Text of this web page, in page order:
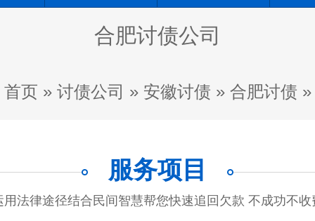
合肥讨债公司
首页 » 讨债公司 » 安徽讨债 » 合肥讨债
服务项目
用法律途径结合民间智慧帮您快速追回欠款 不成功不收